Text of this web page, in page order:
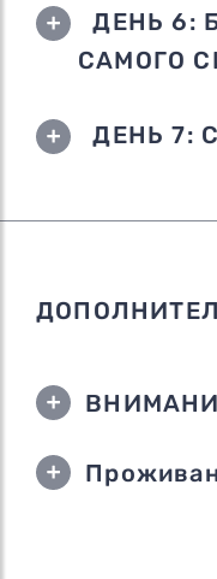
ДЕНЬ 6:
САМОГО
ДЕНЬ 7: